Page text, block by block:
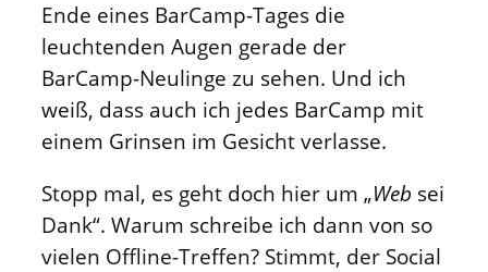
Ende eines BarCamp-Tages die
leuchtenden Augen gerade der
BarCamp-Neulinge zu sehen. Und ich
weiß, dass auch ich jedes BarCamp mit
einem Grinsen im Gesicht verlasse.
Stopp mal, es geht doch hier um „Web sei
Dank“. Warum schreibe ich dann von so
vielen Offline-Treffen? Stimmt, der Social